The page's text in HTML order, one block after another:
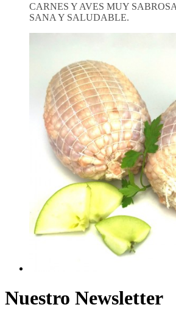
CARNES Y AVES MUY
SANA Y SALUDABLE.
Nuestro Newsletter